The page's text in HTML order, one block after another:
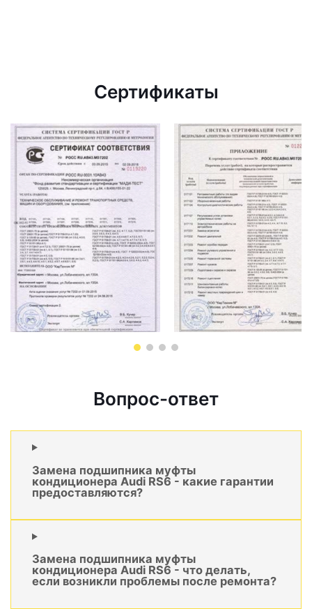
Сертификаты
Вопрос-ответ
Замена подшипника муфты
кондиционера Audi RS6 - какие гарантии
предоставляются?
Замена подшипника муфты
кондиционера Audi RS6 - что делать,
если возникли проблемы после ремонта?